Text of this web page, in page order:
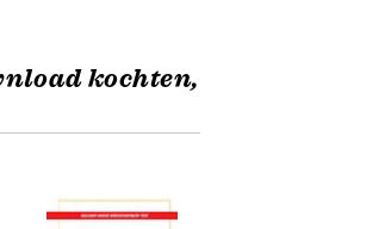
kochten,